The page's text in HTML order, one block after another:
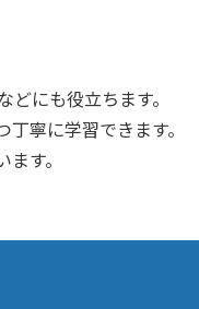
にも役立ちます。
寧に学習できます。
す。